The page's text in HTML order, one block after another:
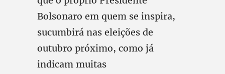
Bolsonaro em quem se inspira,
sucumbirá nas eleições de
outubro próximo, como já
indicam muitas